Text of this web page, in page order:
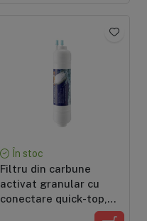
În stoc
Filtru din carbune
activat granular cu
conectare quick-top,